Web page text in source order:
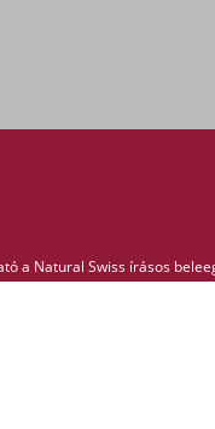
a Natural Swiss írásos